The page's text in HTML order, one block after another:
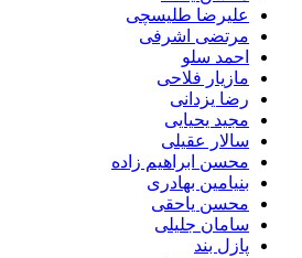
علیرضا طلیسچی
مرتضی اشرفی
احمد سلو
مازیار فلاحی
رضا یزدانی
مجید یحیایی
سالار عقیلی
محسن ابراهیم زاده
بنیامین بهادری
محسن یاحقی
سامان جلیلی
پازل بند